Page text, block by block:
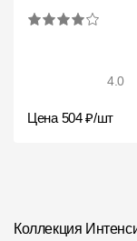
4.0
Цена 504 ₽/шт
Коллекция